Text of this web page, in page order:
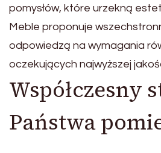
pomysłów, które urzekną
Meble proponuje
odpowiedzą na wymagania
oczekujących najwyższej
Współczesny
Państwa